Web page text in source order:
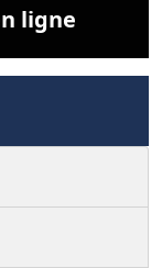
ligne